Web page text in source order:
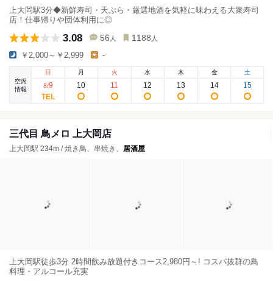
上大岡駅3分◆新鮮寿司・天ぷら・厳選地酒を気軽に味わえる大衆寿司
店！仕事帰りや団体利用に◎
3.08 56 人 1188 人
￥2,000～￥2,999 -
空席
情報
日
8/9
月
10
火
11
水
12
木
13
金
14
土
15
三代目 鳥メロ 上大岡店
上大岡駅 234m / 焼き鳥、串焼き、 居酒屋
上大岡駅徒歩3分 2時間飲み放題付きコース2,980円～! コスパ抜群の鳥
料理・アルコール充実